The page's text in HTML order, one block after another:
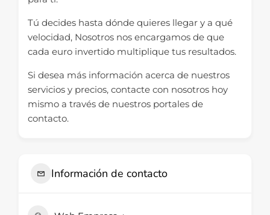
Tú decides hasta dónde quieres llegar y a qué
velocidad, Nosotros nos encargamos de que
cada euro invertido multiplique tus resultados.
Si desea más información acerca de nuestros
servicios y precios, contacte con nosotros hoy
mismo a través de nuestros portales de
contacto.
Información de contacto